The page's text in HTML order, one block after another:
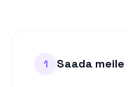
1 Saada